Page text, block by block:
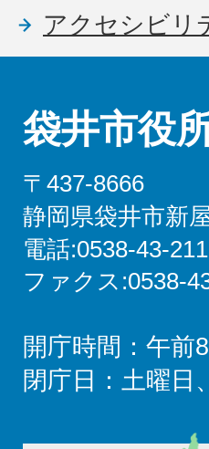
アクセシビリ
袋井市役
〒437-8666
静岡県袋井市新
電話:0538-43-
ファクス:0538-
開庁時間：午前
閉庁日：土曜日